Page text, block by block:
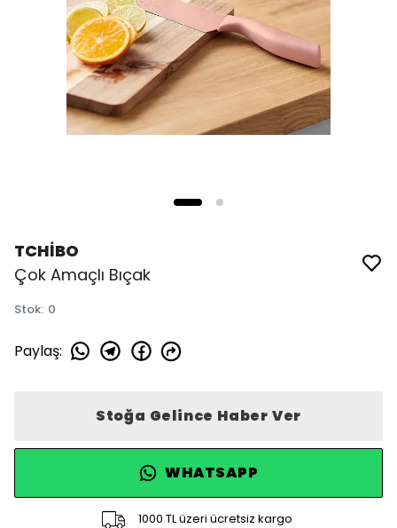
TCHİBO
Çok Amaçlı Bıçak
Stok: 0
Paylaş:
Stoğa Gelince Haber Ver
WHATSAPP
1000 TL üzeri ücretsiz kargo